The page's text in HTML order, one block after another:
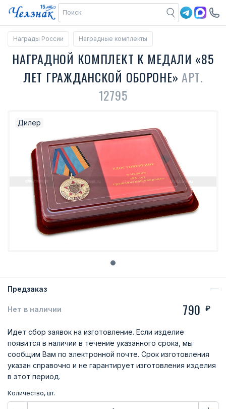
Награды России Наградные комплекты
НАГРАДНОЙ КОМПЛЕКТ К МЕДАЛИ «85
ЛЕТ ГРАЖДАНСКОЙ ОБОРОНЕ»АРТ.
12795
Дилер
Предзаказ
Нет в наличии 790 ₽
Идет сбор заявок на изготовление. Если изделие
появится в наличии в течение указанного срока, мы
сообщим Вам по электронной почте. Срок изготовления
указан справочно и не гарантирует изготовления изделия
в этот период.
Количество, шт.